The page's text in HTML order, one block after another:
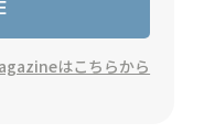
はこちらから